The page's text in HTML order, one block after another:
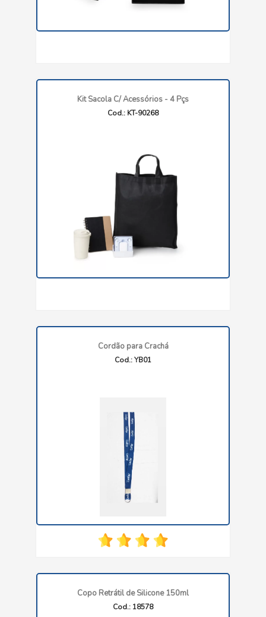
Kit Sacola C/ Acessórios - 4 Pçs
Cod.: KT-90268
Cordão para Crachá
Cod.: YB01
Copo Retrátil de Silicone 150ml
Cod.: 18578